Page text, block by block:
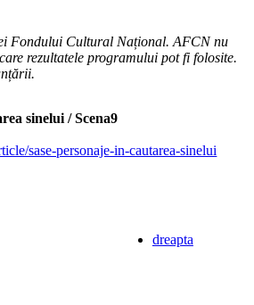
Fondului Cultural Național. AFCN nu
rezultatele programului pot fi folosite.
sinelui / Scena9
sase-personaje-in-cautarea-sinelui
dreapta